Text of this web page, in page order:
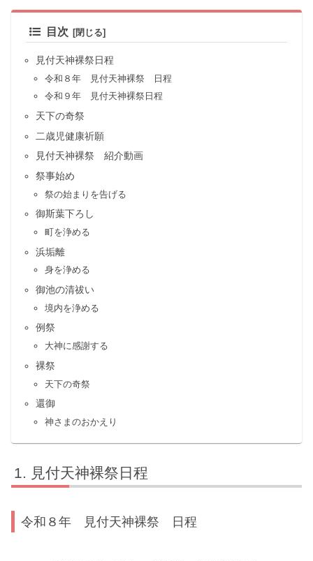
目次
見付天神裸祭日程
令和８年 見付天神裸祭 日程
令和９年 見付天神裸祭日程
天下の奇祭
二歳児健康祈願
見付天神裸祭 紹介動画
祭事始め
祭の始まりを告げる
御斯葉下ろし
町を浄める
浜垢離
身を浄める
御池の清祓い
境内を浄める
例祭
大神に感謝する
裸祭
天下の奇祭
還御
神さまのおかえり
見付天神裸祭日程
令和８年 見付天神裸祭 日程